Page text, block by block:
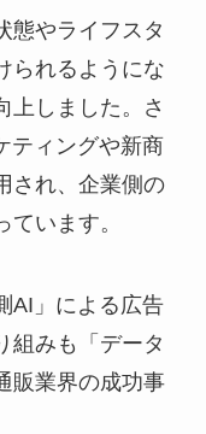
態やライフスタ
られるようにな
上しました。さ
ティングや新商
され、企業側の
います。
AI」による広告
組みも「データ
販業界の成功事